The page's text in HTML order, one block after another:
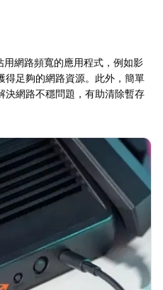
網路頻寬的應用程式，例如影
得足夠的網路資源。此外，簡單
決網路不穩問題，有助清除暫存